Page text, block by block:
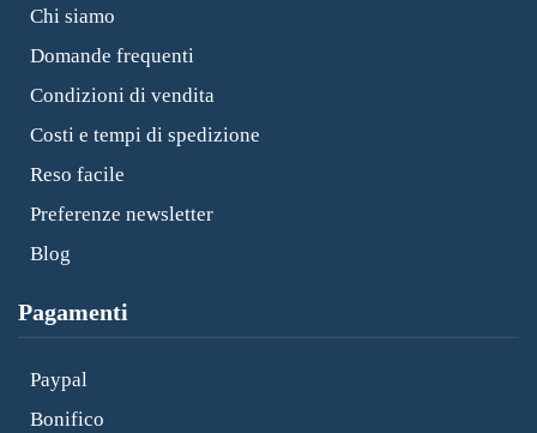
Chi siamo
Domande frequenti
Condizioni di vendita
Costi e tempi di spedizione
Reso facile
Preferenze newsletter
Blog
Pagamenti
Paypal
Bonifico